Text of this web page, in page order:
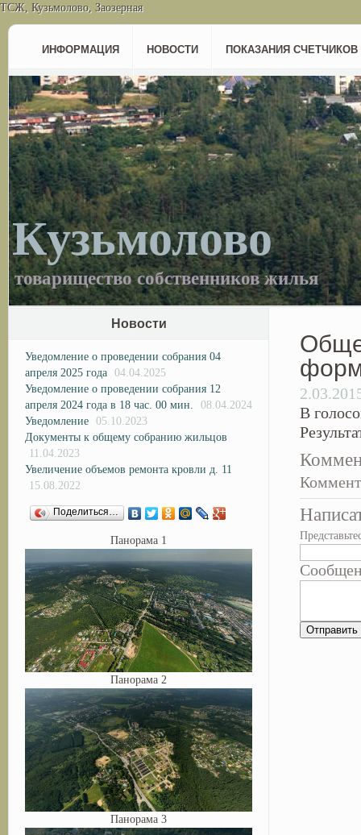
ТСЖ, Кузьмолово, Заозерная
ИНФОРМАЦИЯ НОВОСТИ ПОКАЗАНИЯ СЧЕТЧИКОВ
Кузьмолово
товарищество собственников жилья
В
Новости
Уведомление о проведении собрания 04
апреля 2025 года 04.04.2025
Уведомление о проведении собрания 12
апреля 2024 года в 18 час. 00 мин.
08.04.2024
Уведомление 05.10.2023
Документы к общему собранию жильцов
11.04.2023
Увеличение объемов ремонта кровли д. 11
15.08.2022
Поделиться…
Панорама 1
Панорама 2
Панорама 3